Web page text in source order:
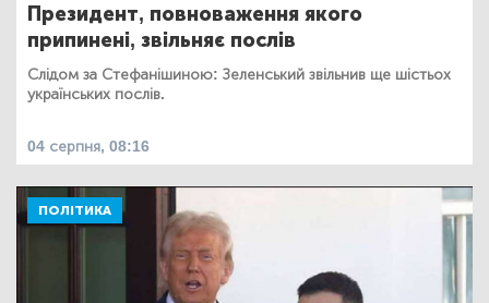
Президент, повноваження якого
припинені, звільняє послів
Слідом за Стефанішиною: Зеленський звільнив ще шістьох
українських послів.
04 серпня, 08:16
ПОЛІТИКА